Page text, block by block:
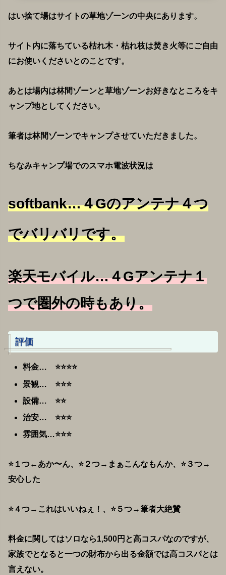
はい捨て場はサイトの草地ゾーンの中央にあります。
サイト内に落ちている枯れ木・枯れ枝は焚き火等にご自由
にお使いくださいとのことです。
あとは場内は林間ゾーンと草地ゾーンお好きなところをキ
ャンプ地としてください。
筆者は林間ゾーンでキャンプさせていただきました。
ちなみキャンプ場でのスマホ電波状況は
softbank…４Gのアンテナ４つ
でバリバリです。
楽天モバイル…４Gアンテナ１
つで圏外の時もあり。
評価
料金… ⭐️⭐️⭐️⭐️
景観… ⭐️⭐️⭐️
設備… ⭐️⭐️
治安… ⭐️⭐️⭐️
雰囲気…⭐️⭐️⭐️
⭐️１つ←あか〜ん、⭐️２つ→まぁこんなもんか、⭐️３つ→
安心した
⭐️４つ→これはいいねぇ！、⭐️５つ→筆者大絶賛
料金に関してはソロなら1,500円と高コスパなのですが、
家族でとなると一つの財布から出る金額では高コスパとは
言えない。